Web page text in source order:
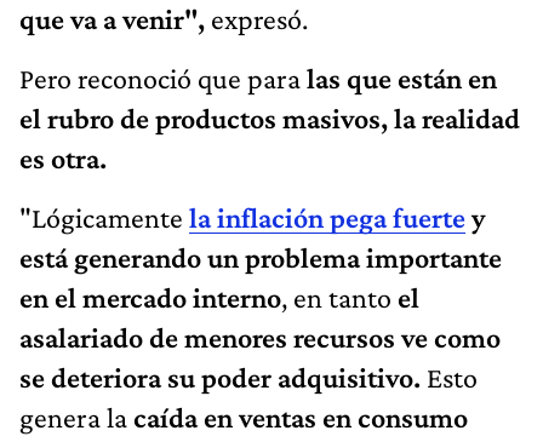
que va a venir", expresó.
Pero reconoció que paralas que están en
el rubro de productos masivos, la realidad
es otra.
"Lógicamente la inflación pega fuertey
está generando un problema importante
en el mercado interno, en tanto el
asalariado de menores recursos ve como
se deteriora su poder adquisitivo. Esto
genera lacaída en ventas en consumo